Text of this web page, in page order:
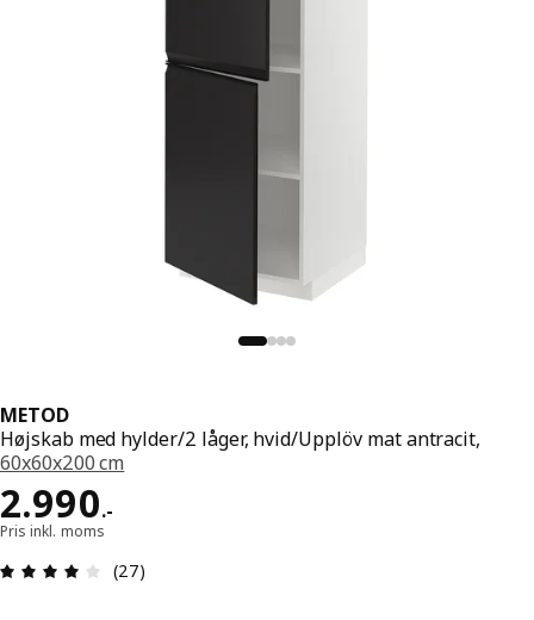
METOD
Højskab med hylder/2 låger, hvid/Upplöv mat antracit,
60x60x200 cm
2.990.-
Pris 2990.-
Pris inkl. moms
Anmeldelse: 3.9 Ud af 5 Stjerner. Anmeldelser i
(27)